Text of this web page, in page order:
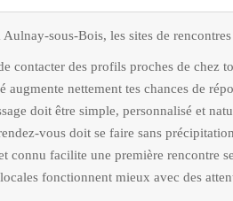
Aulnay-sous-Bois, les sites de
contacter des profils proches de chez
augmente nettement tes chances de
doit être simple, personnalisé et
vous doit se faire sans
connu facilite une première rencontre
fonctionnent mieux avec des